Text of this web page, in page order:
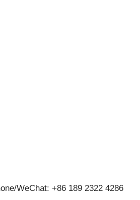
WeChat: +86 189 2322 4286